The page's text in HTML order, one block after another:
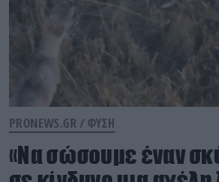
PRONEWS.GR / ΦΥΣΗ
«Να σώσουμε έναν